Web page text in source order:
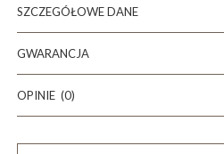
SZCZEGÓŁOWE DANE
GWARANCJA
OPINIE (0)